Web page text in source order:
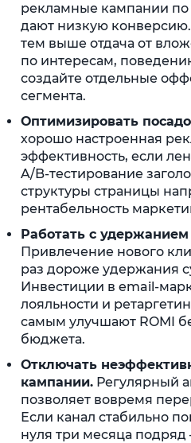
рекламные кампании
дают низкую
тем выше отдача от
по интересам,
создайте отдельные
сегмента.
Оптимизировать
хорошо настроенная
эффективность, если
A/B-тестирование
структуры страницы
рентабельность
Работать с удержанием
Привлечение нового
раз дороже удержания
Инвестиции в email-
лояльности и
самым улучшают ROMI
бюджета.
Отключать
кампании. Регулярный
позволяет вовремя
Если канал стабильно
нуля три месяца подряд